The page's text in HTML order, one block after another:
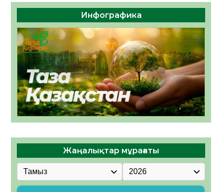
Инфографика
Жаңалықтар мұрағаты